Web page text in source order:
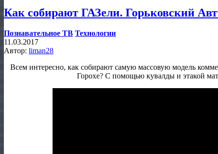
Как собирают ГАЗели. Горьковский
Познавательное ТВ Технологии
11.03.2017
Автор: liman28
Всем интересно, как собирают самую массовую модель
Горохе? С помощью кувалды и этакой